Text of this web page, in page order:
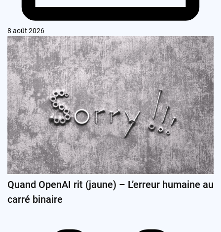
8 août 2026
Quand OpenAI rit (jaune) – L’erreur humaine au
carré binaire